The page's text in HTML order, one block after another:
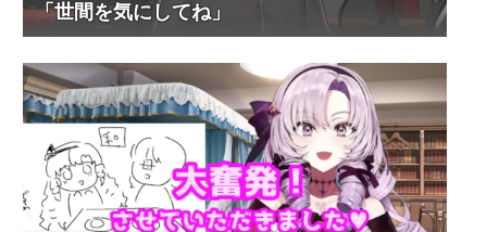
「世間を気にしてね」